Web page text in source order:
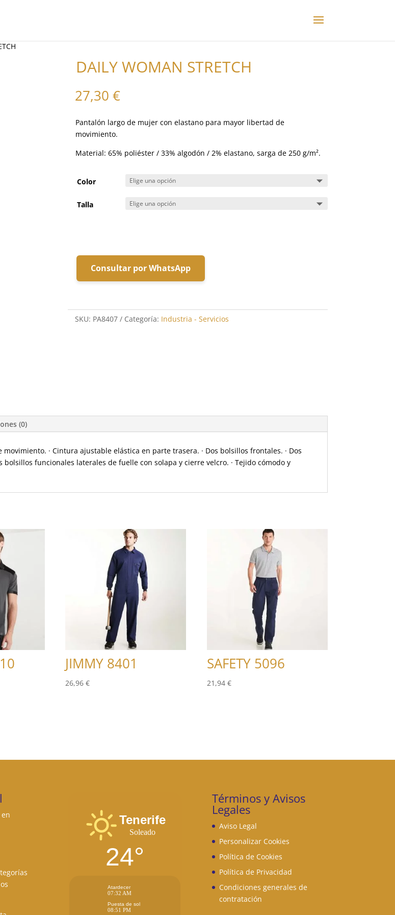
DAILY WOMAN STRETCH
27,30 €
Pantalón largo de mujer con elastano para mayor libertad de
movimiento.
Material: 65% poliéster / 33% algodón / 2% elastano, sarga de 250 g/m².
Color
Talla
Consultar por WhatsApp
SKU: PA8407 Categoría: Industria - Servicios
(0)
· Cintura ajustable elástica en parte trasera. · Dos bolsillos frontales. · Dos
funcionales laterales de fuelle con solapa y cierre velcro. · Tejido cómodo y
JIMMY 8401
26,96€
SAFETY 5096
21,94 €
Tenerife
Soleado
24°
Atardecer
07:32 AM
Puesta de sol
08:51 PM
Términos y Avisos
Legales
Aviso Legal
Personalizar Cookies
Política de Cookies
Política de Privacidad
Condiciones generales de
contratación